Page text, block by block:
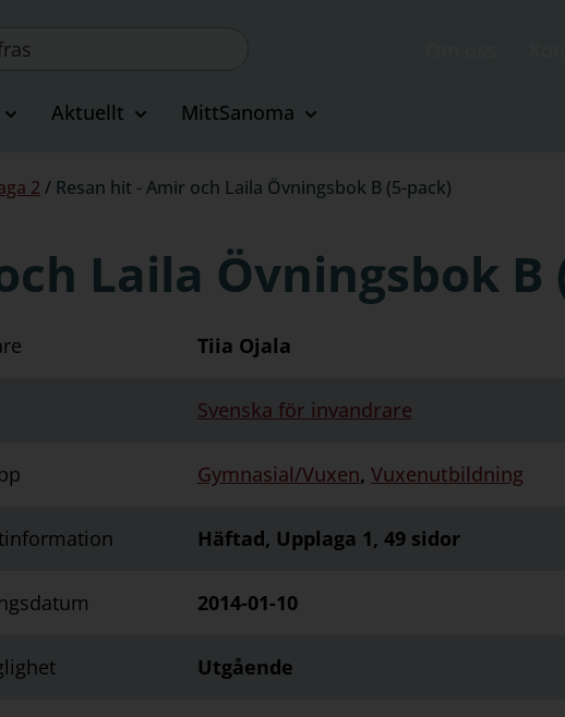
Aktuellt MittSanoma
2 / Resan hit - Amir och Laila Övningsbok B (5-pack)
Laila Övningsbok B
Tiia Ojala
Svenska för invandrare
Gymnasial/Vuxen, Vuxenutbildning
Häftad, Upplaga 1, 49 sidor
2014-01-10
Utgående